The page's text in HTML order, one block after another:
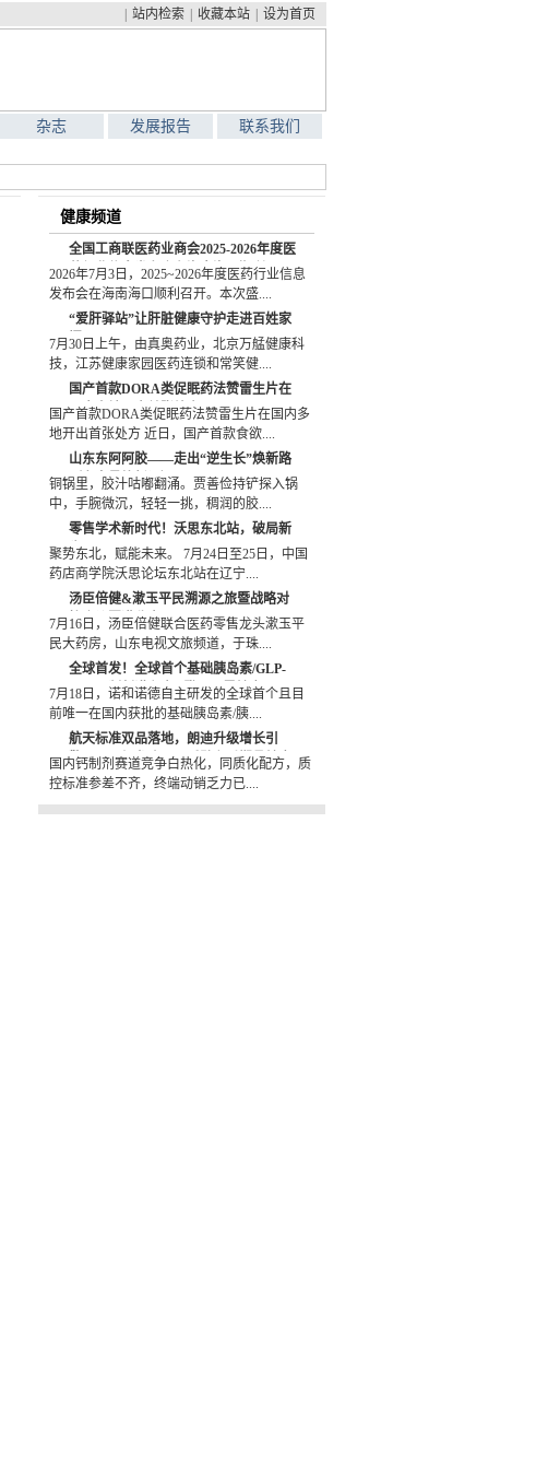
站内检索 收藏本站 设为首页
杂志 发展报告 联系我们
健康频道
全国工商联医药业商会2025-2026年度医
药行业信息发布会在海南海口顺利召开
2026年7月3日，2025~2026年度医药行业信息
发布会在海南海口顺利召开。本次盛....
“爱肝驿站”让肝脏健康守护走进百姓家
门口
7月30日上午，由真奥药业，北京万艋健康科
技，江苏健康家园医药连锁和常笑健....
国产首款DORA类促眠药法赞雷生片在
国内多地开出首张处方
国产首款DORA类促眠药法赞雷生片在国内多
地开出首张处方 近日，国产首款食欲....
山东东阿阿胶——走出“逆生长”焕新路
（老字号焕新记）
铜锅里，胶汁咕嘟翻涌。贾善俭持铲探入锅
中，手腕微沉，轻轻一挑，稠润的胶....
零售学术新时代！沃思东北站，破局新
生
聚势东北，赋能未来。 7月24日至25日，中国
药店商学院沃思论坛东北站在辽宁....
汤臣倍健&漱玉平民溯源之旅暨战略对
接会议圆满收官
7月16日，汤臣倍健联合医药零售龙头漱玉平
民大药房，山东电视文旅频道，于珠....
全球首发！全球首个基础胰岛素/GLP-
1RA周制剂诺和杰®登录阿里健康
7月18日，诺和诺德自主研发的全球首个且目
前唯一在国内获批的基础胰岛素/胰....
航天标准双品落地，朗迪升级增长引
擎：国民钙龙头以品质壁垒重塑骨健康
OTC 赛道新格局
国内钙制剂赛道竞争白热化，同质化配方，质
控标准参差不齐，终端动销乏力已....